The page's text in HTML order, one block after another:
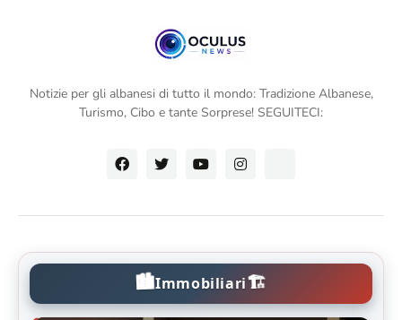
Notizie per gli albanesi di tutto il mondo: Tradizione Albanese,
Turismo, Cibo e tante Sorprese! SEGUITECI:
🏙️Immobiliari🏗️